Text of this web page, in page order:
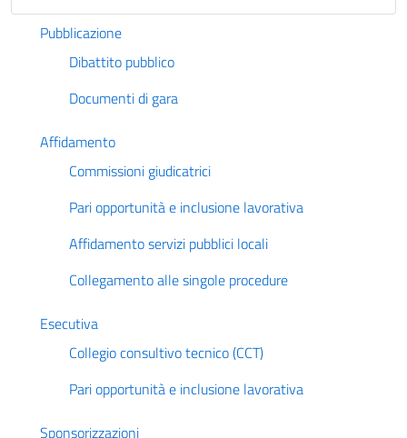
Pubblicazione
Dibattito pubblico
Documenti di gara
Affidamento
Commissioni giudicatrici
Pari opportunità e inclusione lavorativa
Affidamento servizi pubblici locali
Collegamento alle singole procedure
Esecutiva
Collegio consultivo tecnico (CCT)
Pari opportunità e inclusione lavorativa
Sponsorizzazioni